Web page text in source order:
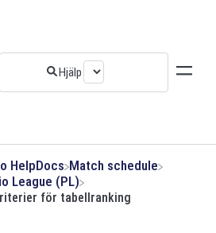
HelpDocs ​Match schedule
League (PL)
för tabellranking